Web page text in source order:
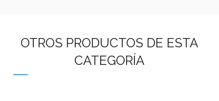
OTROS PRODUCTOS DE ESTA
CATEGORÍA